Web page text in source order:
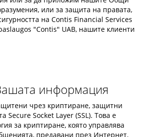
или за защита на правата,
на Contis Financial Services
"Contis" UAB, нашите клиенти
информация
чрез криптиране, защитни
Secure Socket Layer (SSL). Това е
за криптиране, която управлява
предавани през Интернет.